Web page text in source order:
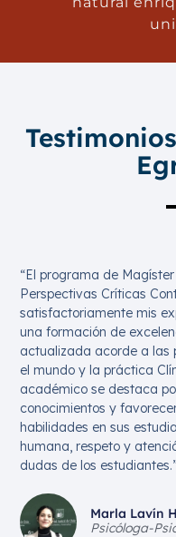
“El programa de
Perspectivas Críticas
satisfactoriamente mis
una formación de
actualizada acorde a las
el mundo y la práctica
académico se destaca
conocimientos y
habilidades en sus
humana, respeto y
dudas de los
Marla Lavín
Psicóloga-